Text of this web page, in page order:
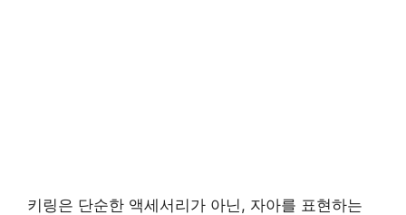
키링은 단순한 액세서리가 아닌, 자아를 표현하는